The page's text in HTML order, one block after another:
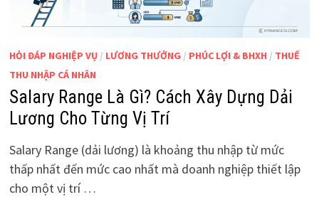
HỎI ĐÁP NGHIỆP VỤ/ LƯƠNG THƯỞNG / PHÚC LỢI & BHXH / THUẾ
THU NHẬP CÁ NHÂN
Salary Range Là Gì? Cách Xây Dựng Dải
Lương Cho Từng Vị Trí
Salary Range (dải lương) là khoảng thu nhập từ mức
thấp nhất đến mức cao nhất mà doanh nghiệp thiết lập
cho một vị trí …